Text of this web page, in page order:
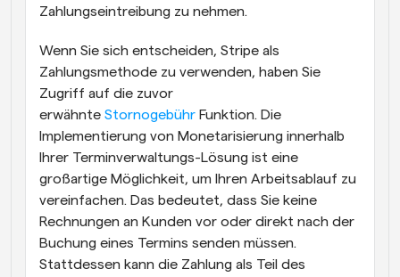
Zahlungseintreibung zu nehmen.
Wenn Sie sich entscheiden, Stripe als
Zahlungsmethode zu verwenden, haben Sie
Zugriff auf die zuvor
erwähnte Stornogebühr Funktion. Die
Implementierung von Monetarisierung innerhalb
Ihrer Terminverwaltungs-Lösung ist eine
großartige Möglichkeit, um Ihren Arbeitsablauf zu
vereinfachen. Das bedeutet, dass Sie keine
Rechnungen an Kunden vor oder direkt nach der
Buchung eines Termins senden müssen.
Stattdessen kann die Zahlung als Teil des